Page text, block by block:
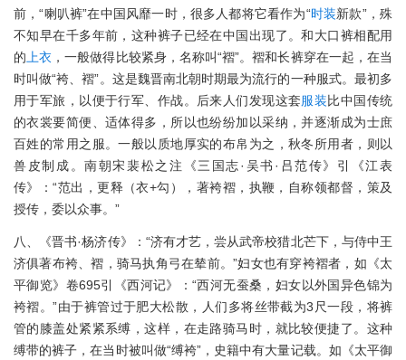
前，“喇叭裤”在中国风靡一时，很多人都将它看作为“时装新款”，殊
不知早在千多年前，这种裤子已经在中国出现了。和大口裤相配用
的 上衣 ，一般做得比较紧身，名称叫“褶”。褶和长裤穿在一起，在当
时叫做“袴、褶”。这是魏晋南北朝时期最为流行的一种服式。最初多
用于军旅，以便于行军、作战。后来人们发现这套服装比中国传统
的衣裳要简便、适体得多，所以也纷纷加以采纳，并逐渐成为士庶
百姓的常用之服。一般以质地厚实的布帛为之，秋冬所用者，则以
兽皮制成。南朝宋裴松之注《三国志·吴书·吕范传》引《江表
传》：“范出，更释（衣+勾），著袴褶，执鞭，自称领都督，策及
授传，委以众事。”
八、《晋书·杨济传》：“济有才艺，尝从武帝校猎北芒下，与侍中王
济俱著布袴、褶，骑马执角弓在辇前。”妇女也有穿袴褶者，如《太
平御览》卷695引《西河记》：“西河无蚕桑，妇女以外国异色锦为
袴褶。”由于裤管过于肥大松散，人们多将丝带截为3尺一段，将裤
管的膝盖处紧紧系缚，这样，在走路骑马时，就比较便捷了。这种
缚带的裤子，在当时被叫做“缚袴”，史籍中有大量记载。如《太平御